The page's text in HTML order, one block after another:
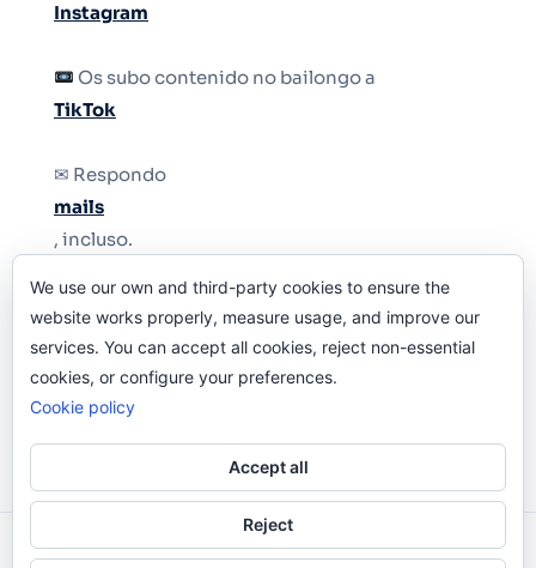
Instagram
Os subo contenido no bailongo a
TikTok
✉ Respondo
mails
, incluso.
Y si una persona no puede tener teléfono, que
le quiten el teléfono.
Odi O'Malley © 2016-2025. Todos Los Derechos
We use our own and third-party cookies to ensure the
website works properly, measure usage, and improve our
services. You can accept all cookies, reject non-essential
cookies, or configure your preferences.
Cookie policy
Accept all
Reject